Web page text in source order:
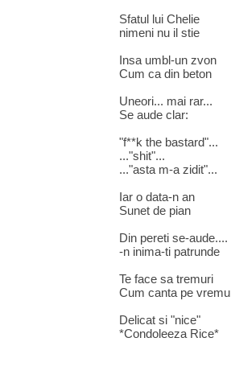
Sfatul lui Chelie
nimeni nu il stie
Insa umbl-un zvon
Cum ca din beton
Uneori... mai rar...
Se aude clar:
"f**k the bastard"...
..."shit"...
..."asta m-a zidit"...
Iar o data-n an
Sunet de pian
Din pereti se-aude....
-n inima-ti patrunde
Te face sa tremuri
Cum canta pe
Delicat si "nice"
*Condoleeza Rice*